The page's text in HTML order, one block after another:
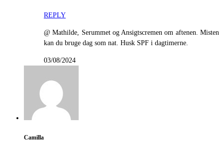
REPLY
@ Mathilde, Serummet og Ansigtscremen om aftenen. Misten
kan du bruge dag som nat. Husk SPF i dagtimerne.
03/08/2024
Camilla